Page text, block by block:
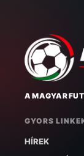
A MAGYAR
GYORS
HÍREK